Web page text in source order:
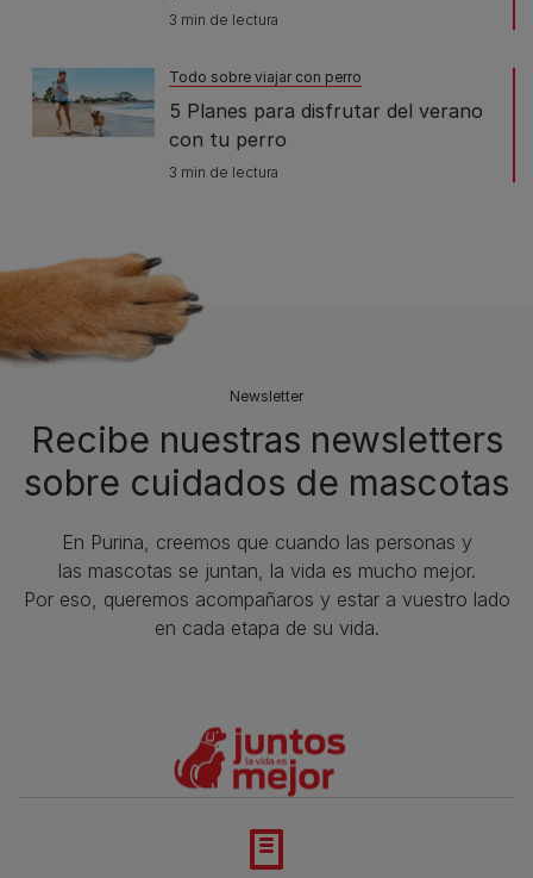
3 min de lectura
Todo sobre viajar con perro
5 Planes para disfrutar del verano
con tu perro
3 min de lectura
Newsletter
Recibe nuestras newsletters
sobre cuidados de mascotas​
En Purina, creemos que cuando las personas y
las mascotas se juntan, la vida es mucho mejor.
Por eso, queremos acompañaros y estar a vuestro lado
en cada etapa de su vida.​